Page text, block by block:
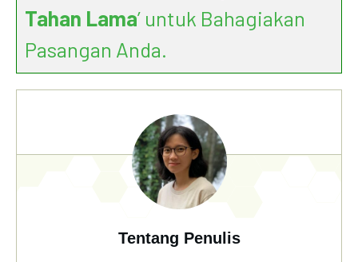
Tahan Lama’ untuk Bahagiakan
Pasangan Anda.
Tentang Penulis